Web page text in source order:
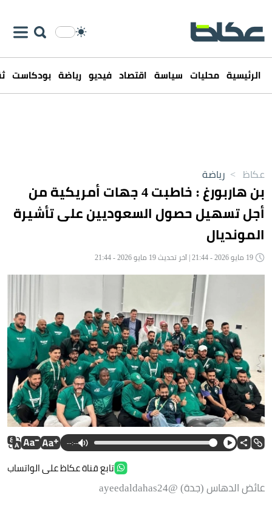
الرئيسية محليات سياسة اقتصاد فيديو رياضة بودكاست
عكاظ > رياضة
بن هاربورغ : خاطبت 4 جهات أمريكية من
أجل تسهيل حصول السعوديين على تأشيرة
المونديال
--:--
تابع قناة عكاظ على الواتساب
عائض الدهاس (جدة) @ayeedaldahas24